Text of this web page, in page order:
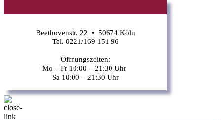
Beethovenstr. 22 • 50674 Köln
Tel. 0221/169 151 96
Öffnungszeiten:
Mo – Fr 10:00 – 21:30 Uhr
Sa 10:00 – 21:30 Uhr